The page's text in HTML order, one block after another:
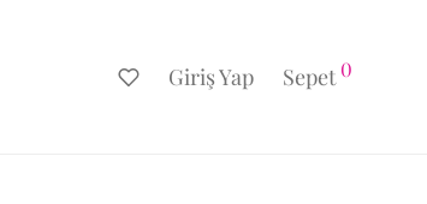
Giriş Yap Sepet 0